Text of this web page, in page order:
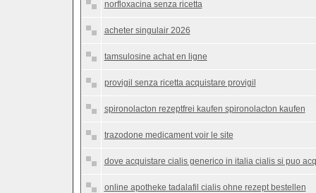
norfloxacina senza ricetta
acheter singulair 2026
tamsulosine achat en ligne
provigil senza ricetta acquistare provigil
spironolacton rezeptfrei kaufen spironolacton kaufen
trazodone medicament voir le site
dove acquistare cialis generico in italia cialis si puo
online apotheke tadalafil cialis ohne rezept bestellen